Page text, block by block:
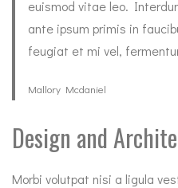
euismod vitae leo.
ante ipsum primis in
feugiat et mi vel,
Mallory Mcdaniel
Design and
Morbi volutpat nisi a ligula